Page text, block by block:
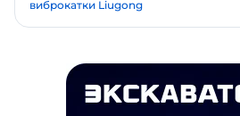
виброкатки Liugong